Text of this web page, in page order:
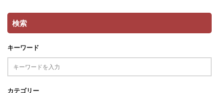
検索
キーワード
カテゴリー